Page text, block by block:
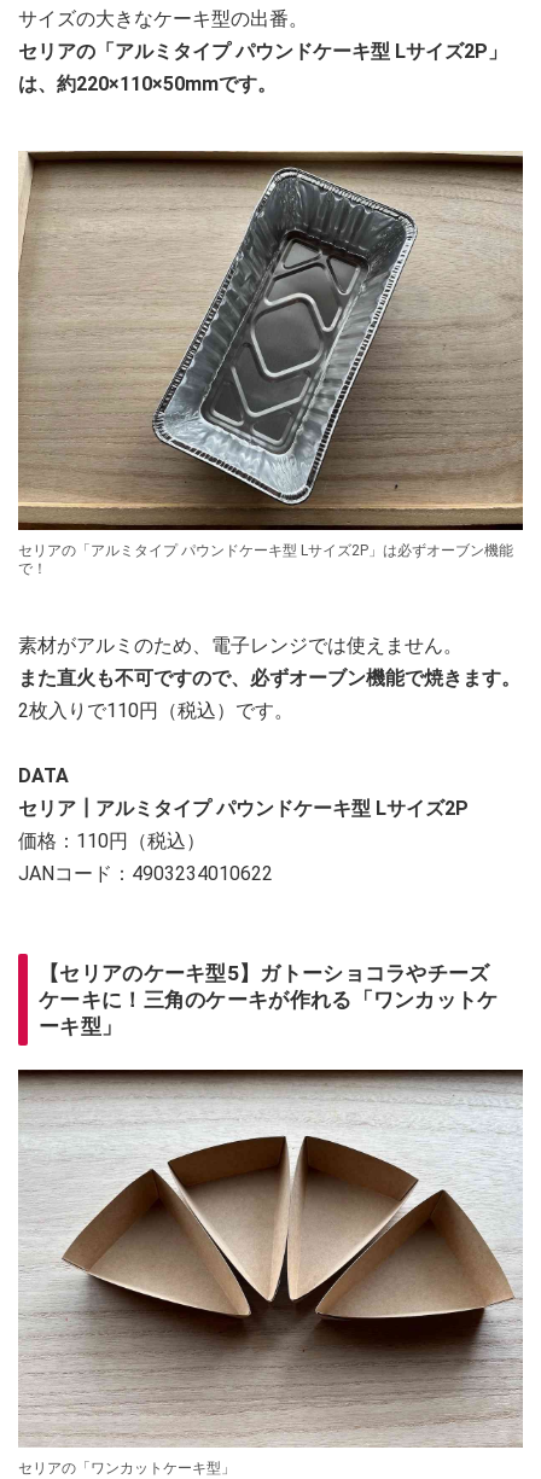
サイズの大きなケーキ型の出番。
セリアの「アルミタイプ パウンドケーキ型 Lサイズ2P」
は、約220×110×50mmです。
セリアの「アルミタイプ パウンドケーキ型 Lサイズ2P」は必ずオーブン機能
で！
素材がアルミのため、電子レンジでは使えません。
また直火も不可ですので、必ずオーブン機能で焼きます。
2枚入りで110円（税込）です。
DATA
セリア┃アルミタイプ パウンドケーキ型 Lサイズ2P
価格：110円（税込）
JANコード：4903234010622
【セリアのケーキ型5】ガトーショコラやチーズ
ケーキに！三角のケーキが作れる「ワンカットケ
ーキ型」
セリアの「ワンカットケーキ型」